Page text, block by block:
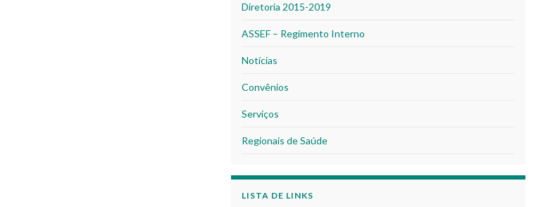
Diretoria 2015-2019
ASSEF – Regimento Interno
Notícias
Convênios
Serviços
Regionais de Saúde
LISTA DE LINKS